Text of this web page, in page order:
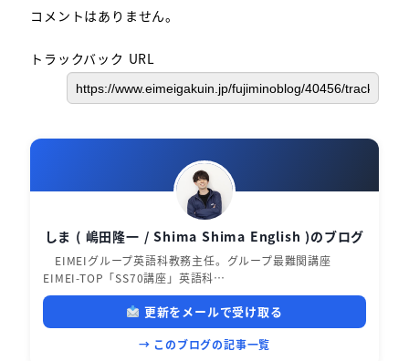
コメントはありません。
トラックバック URL
しま ( 嶋田隆一 / Shima Shima English )のブログ
EIMEIグループ英語科教務主任。グループ最難関講座
EIMEI-TOP「SS70講座」英語科…
更新をメールで受け取る
→ このブログの記事一覧